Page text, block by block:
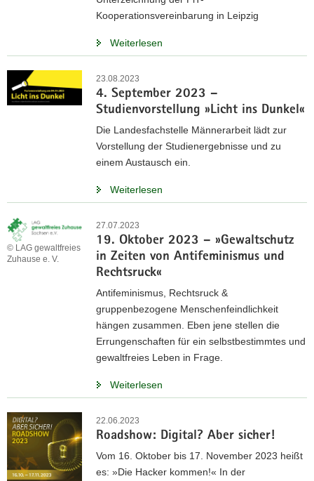
Kooperationsvereinbarung in Leipzig
Weiterlesen
23.08.2023
4. September 2023 –
Studienvorstellung »Licht ins Dunkel«
Die Landesfachstelle Männerarbeit lädt zur
Vorstellung der Studienergebnisse und zu
einem Austausch ein.
Weiterlesen
27.07.2023
19. Oktober 2023 – »Gewaltschutz
in Zeiten von Antifeminismus und
Rechtsruck«
© LAG gewaltfreies
Zuhause e. V.
Antifeminismus, Rechtsruck &
gruppenbezogene Menschenfeindlichkeit
hängen zusammen. Eben jene stellen die
Errungenschaften für ein selbstbestimmtes und
gewaltfreies Leben in Frage.
Weiterlesen
22.06.2023
Roadshow: Digital? Aber sicher!
Vom 16. Oktober bis 17. November 2023 heißt
es: »Die Hacker kommen!« In der